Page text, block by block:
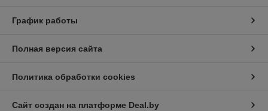
График работы
Полная версия сайта
Политика обработки cookies
Сайт создан на платформе Deal.by